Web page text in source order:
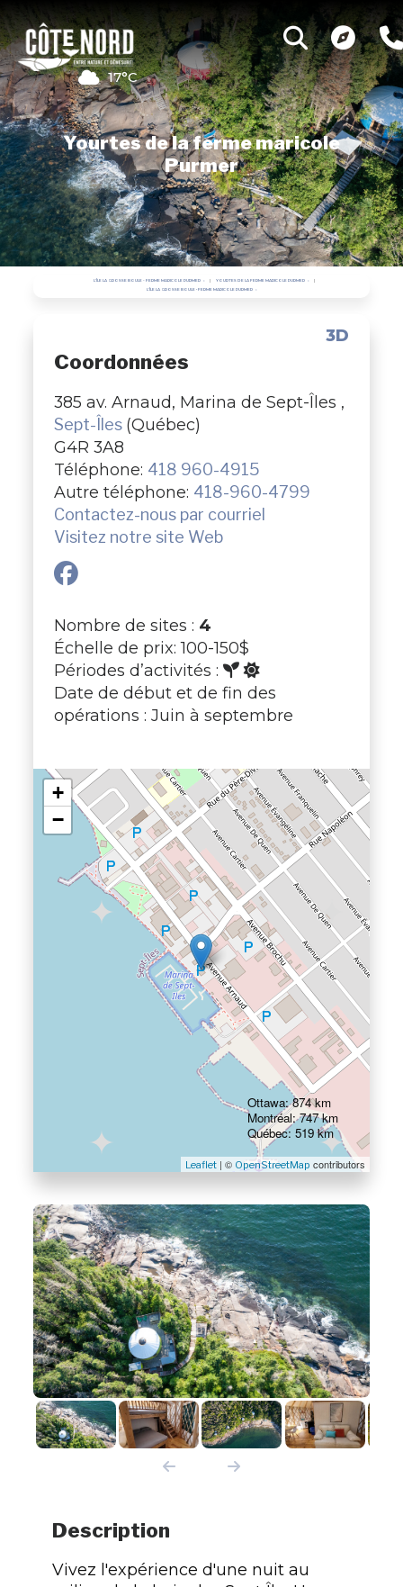
17°C
Yourtes de la ferme maricole
Purmer
L'ÎLE LA GROSSE BOULE - FERME MARICOLE PURMER YOURTES DE LA FERME MARICOLE PURMER
L'ÎLE LA GROSSE BOULE • FERME MARICOLE PURMER
3D
Coordonnées
385 av. Arnaud, Marina de Sept-Îles ,
Sept-Îles (Québec)
G4R 3A8
Téléphone: 418 960-4915
Autre téléphone: 418-960-4799
Contactez-nous par courriel
Visitez notre site Web
Nombre de sites : 4
Échelle de prix: 100-150$
Périodes d’activités :
Date de début et de fin des
opérations : Juin à septembre
+
−
Leaflet| © OpenStreetMap contributors
Ottawa: 874 km
Montréal: 747 km
Québec: 519 km
Description
Vivez l'expérience d'une nuit au